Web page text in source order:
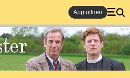
App öffnen